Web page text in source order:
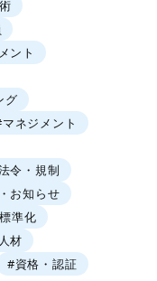
ント
グ
ネジメント
令・規制
お知らせ
準化
材
#資格・認証